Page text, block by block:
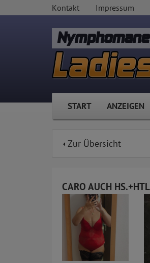
Kontakt Impressum
Nymphomane
START ANZEIGEN
Zur Übersicht
CARO AUCH